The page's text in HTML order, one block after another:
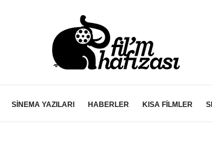
SİNEMA YAZILARI HABERLER KISA FİLMLER